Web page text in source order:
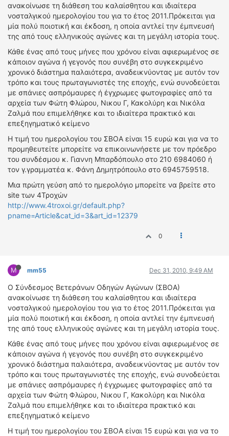
ανακοίνωσε τη διάθεση του καλαίσθητου και ιδιαίτερα
νοσταλγικού ημερολογίου του για το έτος 2011.Πρόκειται για
μία πολύ ποιοτική και έκδοση, η οποία αντλεί την έμπνευσή
της από τους ελληνικούς αγώνες και τη μεγάλη ιστορία τους.
Κάθε ένας από τους μήνες που χρόνου είναι αφιερωμένος σε
κάποιον αγώνα ή γεγονός που συνέβη στο συγκεκριμένο
χρονικό διάστημα παλαιότερα, αναδεικνύοντας με αυτόν τον
τρόπο και τους πρωταγωνιστές της εποχής, ενώ συνοδεύεται
με σπάνιες ασπρόμαυρες ή έγχρωμες φωτογραφίες από τα
αρχεία των Φώτη Φλώρου, Νικου Γ, Κακολύρη και Νικόλα
Ζαλμά που επιμελήθηκε και το ιδιαίτερα πρακτικό και
επεξηγηματικό κείμενο
Η τιμή του ημερολογίου του ΣΒΟΑ είναι 15 ευρώ και για να το
προμηθευτείτε μπορείτε να επικοινωνήσετε με τον πρόεδρο
του συνδέσμου κ. Γιαννη Μπαρδόπουλο στο 210 6984060 ή
τον γ.γραμματέα κ. Φάνη Δημητρόπουλο στο 6945759518.
Μια πρώτη γεύση από το ημερολόγιο μπορείτε να βρείτε στο
site των 4Τροχών
http://www.4troxoi.gr/default.php?
pname=Article&cat_id=3&art_id=12379
0
M mm55 Dec 31, 2010, 9:49 AM
Ο Σύνδεσμος Βετεράνων Οδηγών Αγώνων (ΣΒΟΑ)
ανακοίνωσε τη διάθεση του καλαίσθητου και ιδιαίτερα
νοσταλγικού ημερολογίου του για το έτος 2011.Πρόκειται για
μία πολύ ποιοτική και έκδοση, η οποία αντλεί την έμπνευσή
της από τους ελληνικούς αγώνες και τη μεγάλη ιστορία τους.
Κάθε ένας από τους μήνες που χρόνου είναι αφιερωμένος σε
κάποιον αγώνα ή γεγονός που συνέβη στο συγκεκριμένο
χρονικό διάστημα παλαιότερα, αναδεικνύοντας με αυτόν τον
τρόπο και τους πρωταγωνιστές της εποχής, ενώ συνοδεύεται
με σπάνιες ασπρόμαυρες ή έγχρωμες φωτογραφίες από τα
αρχεία των Φώτη Φλώρου, Νικου Γ, Κακολύρη και Νικόλα
Ζαλμά που επιμελήθηκε και το ιδιαίτερα πρακτικό και
επεξηγηματικό κείμενο
Η τιμή του ημερολογίου του ΣΒΟΑ είναι 15 ευρώ και για να το
ΤΙΜΕΣ
4T CLASSIC
ΜΟΝΤΕΛΑ
ΚΑΤΑΣΚΕΥΑΣΤΕΣ
ΠΡΟΣΩΠΙΚΟΤΗΤΕΣ
ΑΓΩΝΙΣΤΙΚΑ ΑΥΤΟΚΙΝΗΤΑ
ΑΓΩΝΕΣ/ΔΙΟΡΓΑΝΩΣΕΙΣ
ΑΓΟΡΑ
ΠΡΟΣΦΟΡΕΣ
ΜΕΤΑΧΕΙΡΙΣΜΕΝΑ
ΟΔΗΓΟΥΜΕ
ΕΠΙΚΑΙΡΟΤΗΤΑ
ΑΓΩΝΕΣ